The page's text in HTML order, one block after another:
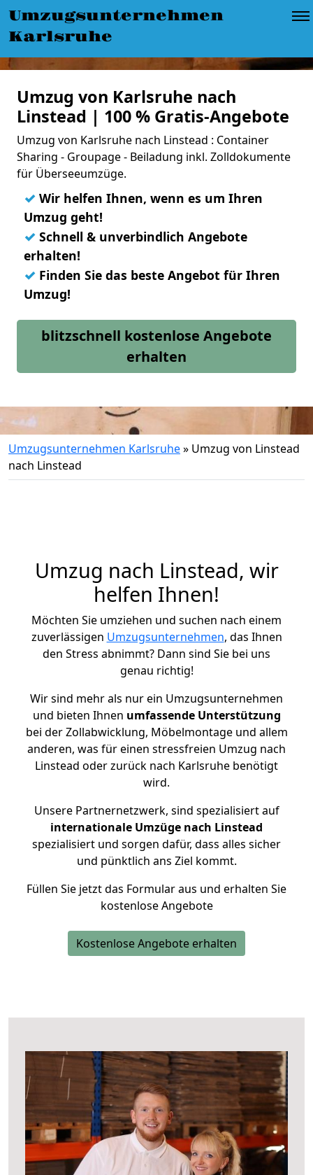
Umzugsunternehmen
Karlsruhe
Umzug von Karlsruhe nach
Linstead | 100 % Gratis-Angebote
Umzug von Karlsruhe nach Linstead : Container
Sharing - Groupage - Beiladung inkl. Zolldokumente
für Überseeumzüge.
✓ Wir helfen Ihnen, wenn es um Ihren
Umzug geht!
✓ Schnell & unverbindlich Angebote
erhalten!
✓ Finden Sie das beste Angebot für Ihren
Umzug!
blitzschnell kostenlose Angebote
erhalten
Umzugsunternehmen Karlsruhe» Umzug von Linstead
nach Linstead
Umzug nach Linstead, wir
helfen Ihnen!
Möchten Sie umziehen und suchen nach einem
zuverlässigen Umzugsunternehmen, das Ihnen
den Stress abnimmt? Dann sind Sie bei uns
genau richtig!
Wir sind mehr als nur ein Umzugsunternehmen
und bieten Ihnen umfassende Unterstützung
bei der Zollabwicklung, Möbelmontage und allem
anderen, was für einen stressfreien Umzug nach
Linstead oder zurück nach Karlsruhe benötigt
wird.
Unsere Partnernetzwerk, sind spezialisiert auf
internationale Umzüge nach Linstead
spezialisiert und sorgen dafür, dass alles sicher
und pünktlich ans Ziel kommt.
Füllen Sie jetzt das Formular aus und erhalten Sie
kostenlose Angebote
Kostenlose Angebote erhalten